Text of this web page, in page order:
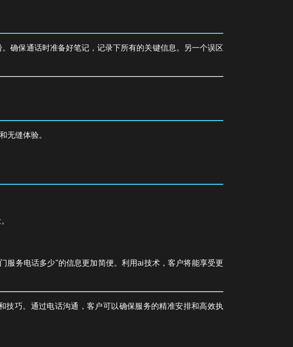
确保通话时准备好笔记，记录下所有的关键信息。另一个误区
无缝体验。
服务电话多少"的信息更加简便。利用ai技术，客户将能享受更
巧。通过电话沟通，客户可以确保服务的精准安排和高效执